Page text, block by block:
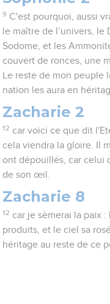
9 C'est pourquoi, aussi
le maître de l’univers, le
Sodome, et les
couvert de ronces, une
Le reste de mon peuple
nation les aura en
Zacharie 2
12 car voici ce que dit
cela viendra la gloire. Il
ont dépouillés, car celui
de son œil.
Zacharie 8
12 car je sèmerai la paix
produits, et le ciel sa
héritage au reste de ce